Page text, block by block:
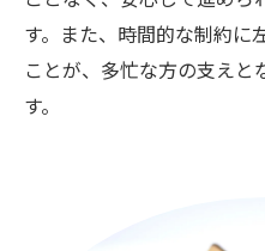
す。また、時間的な制約に
ことが、多忙な方の支え
す。
お気軽に